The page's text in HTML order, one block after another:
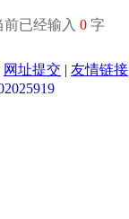
已经输入 0 字
网址提交 | 友情链接